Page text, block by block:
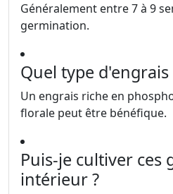
Généralement entre 7 à 9
germination.
Quel type
Un engrais riche en
florale peut être bénéfique.
Puis-je cultiver ces
intérieur ?